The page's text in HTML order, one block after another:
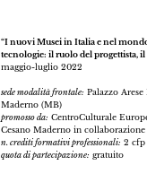
“I nuovi Musei in Italia e nel
tecnologie: il ruolo del progettista,
maggio-luglio 2022
sede modalità frontale: Palazzo
Maderno (MB)
promosso da: CentroCulturale
Cesano Maderno in
n. crediti formativi professionali: 2 cfp
quota di partecipazione: gratuito